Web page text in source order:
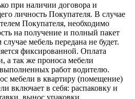
при наличии договора и
личность Покупателя. В случае
Покупателя, необходимо
на получение и полный пакет
мебель передана не будет.
фиксированной. Оплата
а так же проноса мебели
работ водителю.
мебели в квартиру (помещение)
включает в себя: распаковку и